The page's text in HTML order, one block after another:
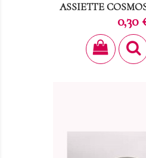
ASSIETTE
Prix
0,30